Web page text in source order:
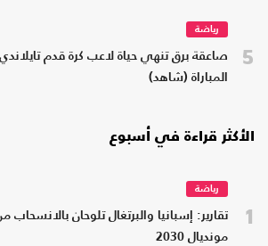
5
رياضة
صاعقة برق تنهي حياة لاعب كرة قدم
المباراة (شاهد)
الأكثر قراءة في أسبوع
1
رياضة
تقارير: إسبانيا والبرتغال تلوحان بالانسحاب
مونديال 2030